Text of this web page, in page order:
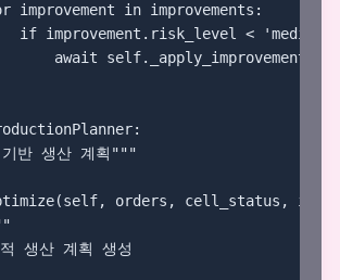
improvement in improvements:
if improvement.risk_level < 'medium':
await
반 생산 계획"""
orders, cell_status,
생산 계획 생성